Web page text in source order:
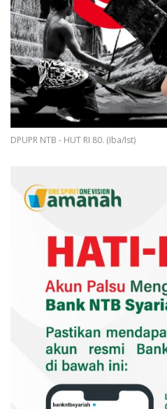
DPUPR NTB - HUT RI 80. (Iba/Ist)